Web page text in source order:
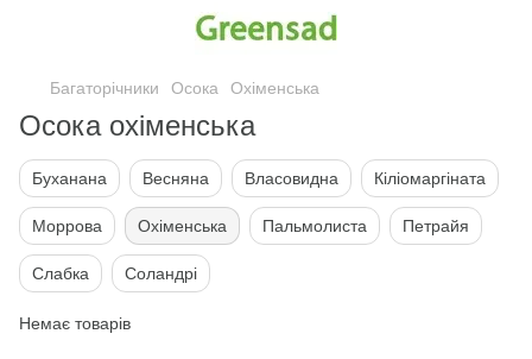
Багаторічники Осока Охіменська
Осока охіменська
Буханана Весняна Власовидна Кіліомаргіната
Моррова Охіменська Пальмолиста Петрайя
Слабка Соландрі
Немає товарів